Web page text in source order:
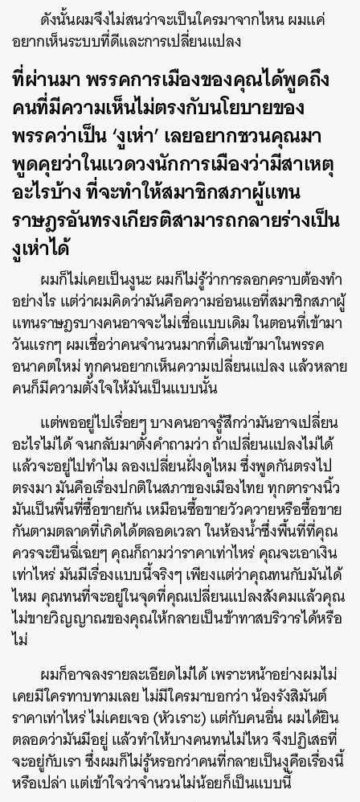
ดังนั้นผมจึงไม่สนว่าจะเป็นใครมาจากไหน ผมแค่
อยากเห็นระบบที่ดีและการเปลี่ยนแปลง
ที่ผ่านมา พรรคการเมืองของคุณได้พูดถึง
คนที่มีความเห็นไม่ตรงกับนโยบายของ
พรรคว่าเป็น ‘งูเห่า’ เลยอยากชวนคุณมา
พูดคุยว่าในแวดวงนักการเมืองว่ามีสาเหตุ
อะไรบ้าง ที่จะทำให้สมาชิกสภาผู้แทน
ราษฎรอันทรงเกียรติสามารถกลายร่างเป็น
งูเห่าได้
ผมก็ไม่เคยเป็นงูนะ ผมก็ไม่รู้ว่าการลอกคราบต้องทำ
อย่างไร แต่ว่าผมคิดว่ามันคือความอ่อนแอที่สมาชิกสภาผู้
แทนราษฎรบางคนอาจจะไม่เชื่อแบบเดิม ในตอนที่เข้ามา
วันแรกๆ ผมเชื่อว่าคนจำนวนมากที่เดินเข้ามาในพรรค
อนาคตใหม่ ทุกคนอยากเห็นความเปลี่ยนแปลง แล้วหลาย
คนก็มีความตั้งใจให้มันเป็นแบบนั้น
แต่พออยู่ไปเรื่อยๆ บางคนอาจรู้สึกว่ามันอาจเปลี่ยน
อะไรไม่ได้ จนกลับมาตั้งคำถามว่า ถ้าเปลี่ยนแปลงไม่ได้
แล้วจะอยู่ไปทำไม ลองเปลี่ยนฝั่งดูไหม ซึ่งพูดกันตรงไป
ตรงมา มันคือเรื่องปกติในสภาของเมืองไทย ทุกตารางนิ้ว
มันเป็นพื้นที่ซื้อขายกัน เหมือนซื้อขายวัวควายหรือซื้อขาย
กันตามตลาดที่เกิดได้ตลอดเวลา ในห้องน้ำซึ่งพื้นที่ที่คุณ
ควรจะยืนฉี่เฉยๆ คุณก็ถามว่าราคาเท่าไหร่ คุณจะเอาเงิน
เท่าไหร่ มันมีเรื่องแบบนี้จริงๆ เพียงแต่ว่าคุณทนกับมันได้
ไหม คุณทนที่จะอยู่ในจุดที่คุณเปลี่ยนแปลงสังคมแล้วคุณ
ไม่ขายวิญญาณของคุณให้กลายเป็นข้าทาสบริวารได้หรือ
ไม่
ผมก็อาจลงรายละเอียดไม่ได้ เพราะหน้าอย่างผมไม่
เคยมีใครทาบทามเลย ไม่มีใครมาบอกว่า น้องรังสิมันต์
ราคาเท่าไหร่ ไม่เคยเจอ (หัวเราะ) แต่กับคนอื่น ผมได้ยิน
ตลอดว่ามันมีอยู่ แล้วทำให้บางคนทนไม่ไหว จึงปฏิเสธที่
จะอยู่กับเรา ซึ่งผมก็ไม่รู้หรอกว่าคนที่กลายเป็นงูคือเรื่องนี้
หรือเปล่า แต่เข้าใจว่าจำนวนไม่น้อยก็เป็นแบบนี้